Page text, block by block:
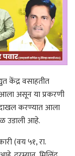
केंद्र वसाहतीत
असून या प्रकरणी
दाखल करण्यात आला
उडाली आहे.
(वय ५१, रा.